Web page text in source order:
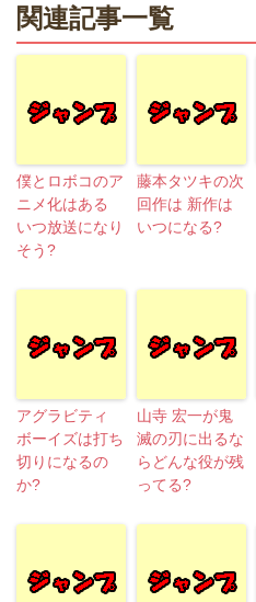
関連記事一覧
僕とロボコのア
ニメ化はある
いつ放送になり
そう?
藤本タツキの次
回作は 新作は
いつになる?
アグラビティ
ボーイズは打ち
切りになるの
か?
山寺 宏一が鬼
滅の刃に出るな
らどんな役が残
ってる?